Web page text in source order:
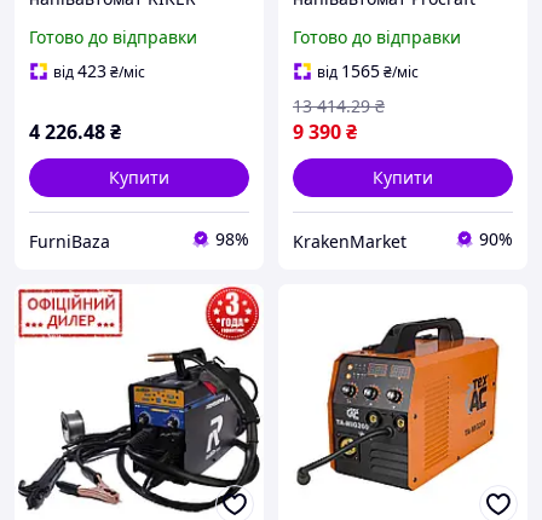
інверторний
мультифункціональний
Готово до відправки
від423₴/міс
4 226.48₴
Купити
FurniBaza 98%
новачка, з бічним
завантаженням дроту 5
кг, для дому та майстерні
Готово до відправки
від 1565₴/міс
9 390₴
13 414.29 ₴
Купити
KrakenMarket 90%